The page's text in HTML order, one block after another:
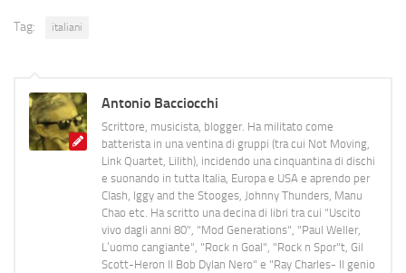
Tag: italiani
Antonio Bacciocchi
Scrittore, musicista, blogger. Ha militato come
batterista in una ventina di gruppi (tra cui Not Moving,
Link Quartet, Lilith), incidendo una cinquantina di dischi
e suonando in tutta Italia, Europa e USA e aprendo per
Clash, Iggy and the Stooges, Johnny Thunders, Manu
Chao etc. Ha scritto una decina di libri tra cui "Uscito
vivo dagli anni 80", "Mod Generations", "Paul Weller,
L’uomo cangiante", "Rock n Goal", "Rock n Spor"t, Gil
Scott-Heron Il Bob Dylan Nero" e "Ray Charles- Il genio